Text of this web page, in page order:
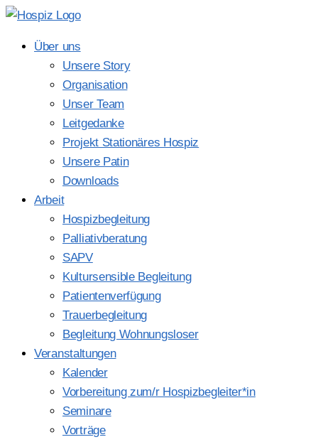
Über uns
Unsere Story
Organisation
Unser Team
Leitgedanke
Projekt Stationäres Hospiz
Unsere Patin
Downloads
Arbeit
Hospizbegleitung
Palliativberatung
SAPV
Kultursensible Begleitung
Patientenverfügung
Trauerbegleitung
Begleitung Wohnungsloser
Veranstaltungen
Kalender
Vorbereitung zum/r Hospizbegleiter*in
Seminare
Vorträge